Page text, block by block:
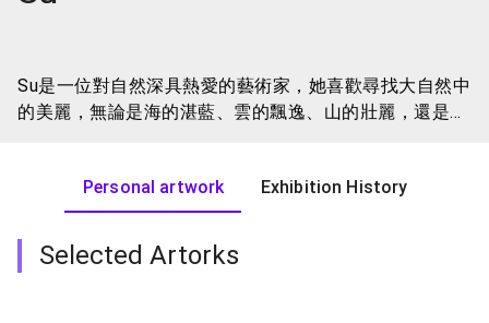
Su是一位對自然深具熱愛的藝術家，她喜歡尋找大自然中
的美麗，無論是海的湛藍、雲的飄逸、山的壯麗，還是花
力量的滋養。
當Su揮舞畫筆的時候，她不僅僅是在創造藝術，她也在療
癒她的靈魂。她的作品充滿了她對大自然的尊崇和對生命
的讚美。這種尊崇和讚美通過她的筆觸傳達到觀眾心中，
Personal artwork Exhibition History
Selected Artorks